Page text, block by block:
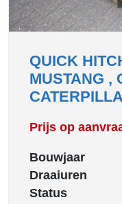
QUICK
MUSTANG ,
Prijs op
Bouwjaar
Draaiuren
Status